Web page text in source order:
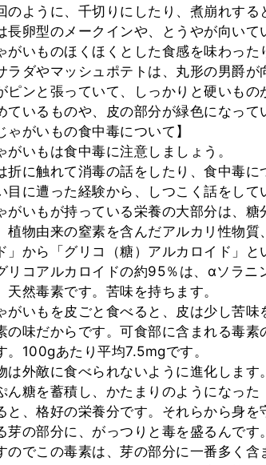
のように、千切りにしたり、煮崩れす
長卵型のメークインや、とうやが向いて
がいものほくほくとした食感を味わっ
ラダやマッシュポテトは、丸形の男爵が
ピンと張っていて、しっかりと硬いも
ているものや、皮の部分が緑色になって
ゃがいもの食中毒について】
がいもは食中毒に注意しましょう。
折に触れて消毒の話をしたり、食中毒
目に遭った経験から、しつこく話をして
がいもが持っている栄養の大部分は、
植物由来の窒素を含んだアルカリ性物
」から「グリコ（糖）アルカロイド」
リコアルカロイドの約95％は、αソラ
天然毒素です。苦味を持ちます。
がいもを皮ごと食べると、皮は少し苦味
の味だからです。可食部に含まれる毒
。100gあたり平均7.5mgです。
は外敵に食べられないように進化しま
ん糖を蓄積し、かたまりのようになっ
と、格好の栄養分です。それらから身
芽の部分に、がっつりと毒を盛るんです。
のでこの毒素は、芽の部分に一番多く